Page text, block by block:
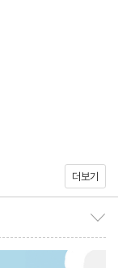
구 준규와 옥희. 철
람의 소리를 듣게
한다. 이후 해방이
앓게 되고, 이윽고
장대와 토벌대 사
된 수혁과 토벌대
키고자 했던 첫사랑
친구는 광기에 휩
지키고자 서로를 힘
더보기